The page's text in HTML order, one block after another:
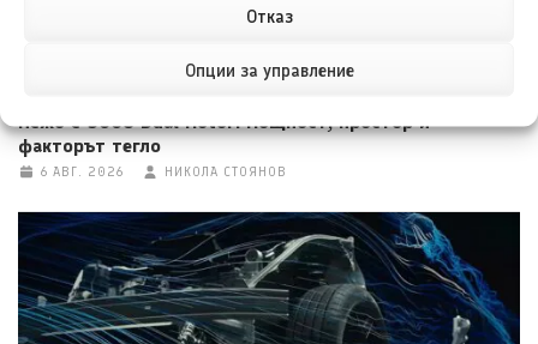
Отказ
Опции за управление
Пежо e-5008 Dual Motor: Мощност, простор и
факторът тегло
6 АВГ. 2026 НИКОЛА СТОЯНОВ